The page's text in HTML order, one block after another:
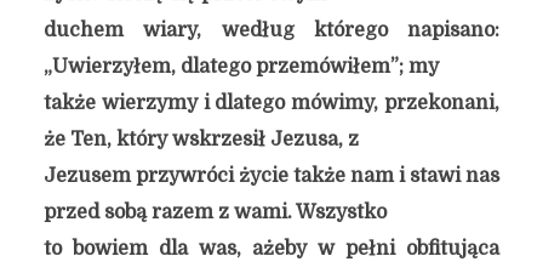
duchem wiary, według którego napisano:
„Uwierzyłem, dlatego przemówiłem”; my
także wierzymy i dlatego mówimy, przekonani,
że Ten, który wskrzesił Jezusa, z
Jezusem przywróci życie także nam i stawi nas
przed sobą razem z wami. Wszystko
to bowiem dla was, ażeby w pełni obfitująca